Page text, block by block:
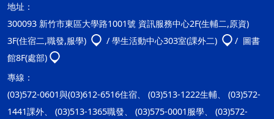
地址：
300093 新竹市東區大學路1001號 資訊服務中心2F(生輔二,原資)
3F(住宿二,職發,服學)
/ 學生活動中心303室(課外二)
/ 圖書
館8F(處部)
專線：
(03)572-0601與(03)612-6516住宿、 (03)513-1222生輔、 (03)572-
1441課外、 (03)513-1365職發、 (03)575-0001服學、 (03)572-